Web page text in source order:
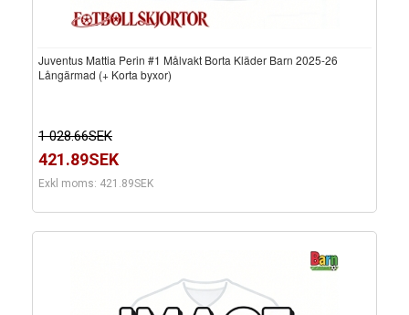
Juventus Mattia Perin #1 Målvakt Borta Kläder Barn 2025-26
Långärmad (+ Korta byxor)
1 028.66SEK
421.89SEK
Exkl moms: 421.89SEK